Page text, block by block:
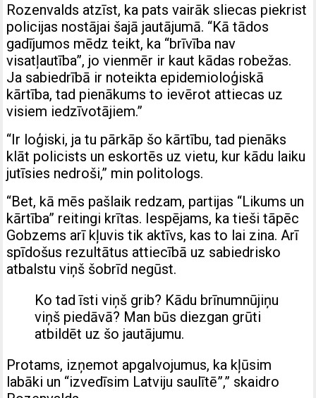
Rozenvalds atzīst, ka pats vairāk sliecas piekrist
policijas nostājai šajā jautājumā. “Kā tādos
gadījumos mēdz teikt, ka “brīvība nav
visatļautība”, jo vienmēr ir kaut kādas robežas.
Ja sabiedrībā ir noteikta epidemioloģiskā
kārtība, tad pienākums to ievērot attiecas uz
visiem iedzīvotājiem.”
“Ir loģiski, ja tu pārkāp šo kārtību, tad pienāks
klāt policists un eskortēs uz vietu, kur kādu laiku
jutīsies nedroši,” min politologs.
“Bet, kā mēs pašlaik redzam, partijas “Likums un
kārtība” reitingi krītas. Iespējams, ka tieši tāpēc
Gobzems arī kļuvis tik aktīvs, kas to lai zina. Arī
spīdošus rezultātus attiecībā uz sabiedrisko
atbalstu viņš šobrīd negūst.
Ko tad īsti viņš grib? Kādu brīnumnūjiņu
viņš piedāvā? Man būs diezgan grūti
atbildēt uz šo jautājumu.
Protams, izņemot apgalvojumus, ka kļūsim
labāki un “izvedīsim Latviju saulītē”,” skaidro